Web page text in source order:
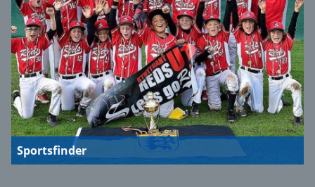
Sportsfinder